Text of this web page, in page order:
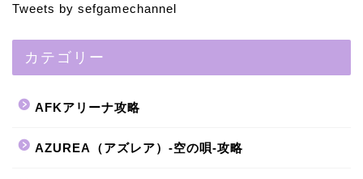
Tweets by sefgamechannel
カテゴリー
AFKアリーナ攻略
AZUREA（アズレア）-空の唄-攻略